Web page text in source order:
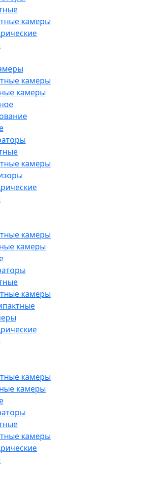
камеры
камеры
камеры
камеры
камеры
камеры
камеры
камеры
камеры
камеры